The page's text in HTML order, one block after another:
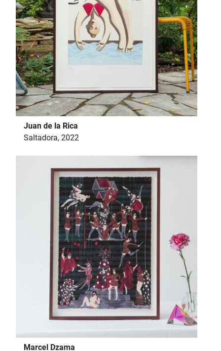
Juan de la Rica
Saltadora, 2022
Marcel Dzama